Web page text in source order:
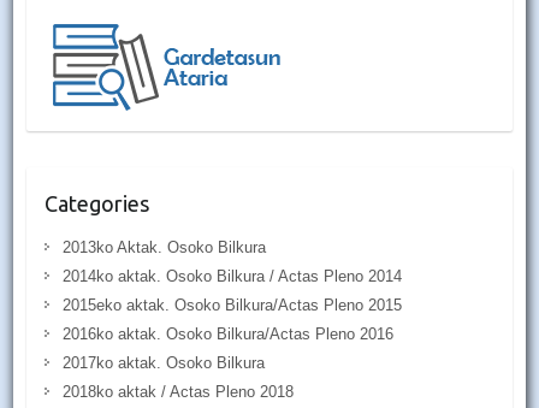
Categories
2013ko Aktak. Osoko Bilkura
2014ko aktak. Osoko Bilkura / Actas Pleno 2014
2015eko aktak. Osoko Bilkura/Actas Pleno 2015
2016ko aktak. Osoko Bilkura/Actas Pleno 2016
2017ko aktak. Osoko Bilkura
2018ko aktak / Actas Pleno 2018